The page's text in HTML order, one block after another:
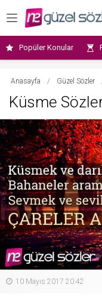
Popüler Konular
Anasayfa / Güzel Sözler
Küsme
10 Mayıs 2017 20:42